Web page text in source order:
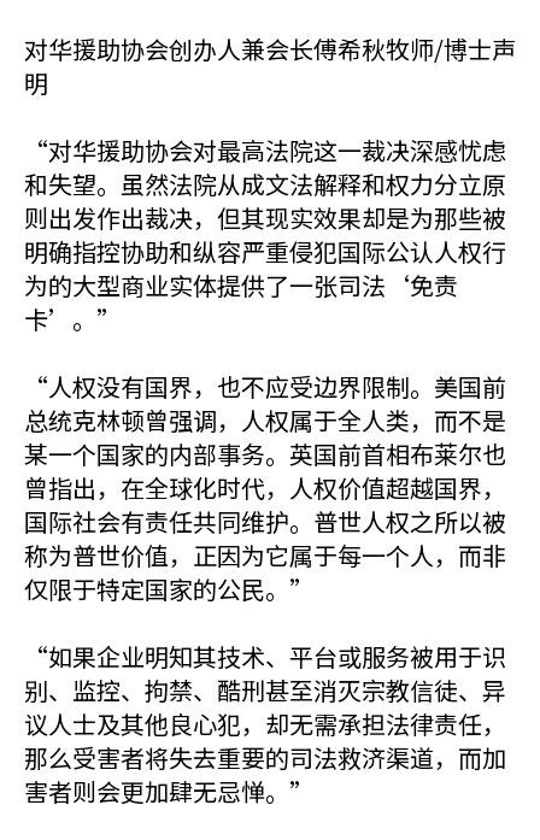
对华援助协会创办人兼会长傅希秋牧师/博士声
明
“对华援助协会对最高法院这一裁决深感忧虑
和失望。虽然法院从成文法解释和权力分立原
则出发作出裁决，但其现实效果却是为那些被
明确指控协助和纵容严重侵犯国际公认人权行
为的大型商业实体提供了一张司法‘免责
卡’。”
“人权没有国界，也不应受边界限制。美国前
总统克林顿曾强调，人权属于全人类，而不是
某一个国家的内部事务。英国前首相布莱尔也
曾指出，在全球化时代，人权价值超越国界，
国际社会有责任共同维护。普世人权之所以被
称为普世价值，正因为它属于每一个人，而非
仅限于特定国家的公民。”
“如果企业明知其技术、平台或服务被用于识
别、监控、拘禁、酷刑甚至消灭宗教信徒、异
议人士及其他良心犯，却无需承担法律责任，
那么受害者将失去重要的司法救济渠道，而加
害者则会更加肆无忌惮。”